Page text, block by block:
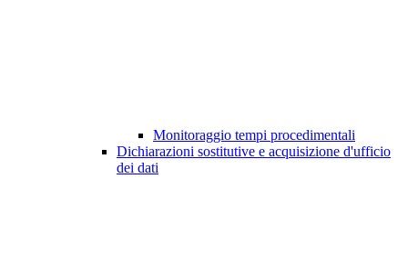
Monitoraggio tempi procedimentali
Dichiarazioni sostitutive e acquisizione d'ufficio
dei dati